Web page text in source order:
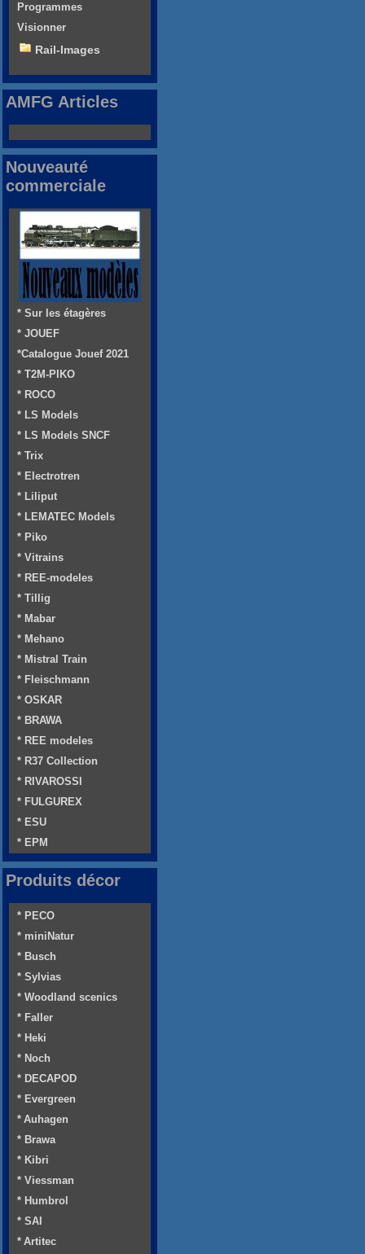
Programmes
Visionner
Rail-Images
AMFG Articles
Nouveauté
commerciale
* Sur les étagères
* JOUEF
*Catalogue Jouef 2021
* T2M-PIKO
* ROCO
* LS Models
* LS Models SNCF
* Trix
* Electrotren
* Liliput
* LEMATEC Models
* Piko
* Vitrains
* REE-modeles
* Tillig
* Mabar
* Mehano
* Mistral Train
* Fleischmann
* OSKAR
* BRAWA
* REE modeles
* R37 Collection
* RIVAROSSI
* FULGUREX
* ESU
* EPM
Produits décor
* PECO
* miniNatur
* Busch
* Sylvias
* Woodland scenics
* Faller
* Heki
* Noch
* DECAPOD
* Evergreen
* Auhagen
* Brawa
* Kibri
* Viessman
* Humbrol
* SAI
* Artitec